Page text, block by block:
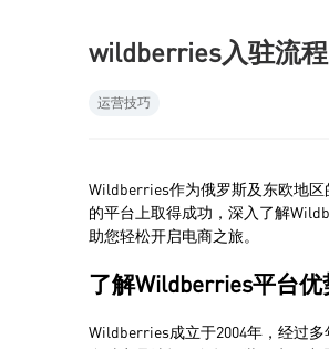
wildberries入驻流程
运营技巧